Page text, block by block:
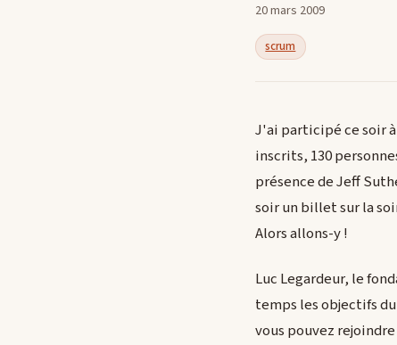
20 mars 2009
scrum
J'ai participé ce soir à
inscrits, 130
présence de Jeff
soir un billet sur la
Alors allons-y !
Luc Legardeur, le
temps les objectifs
vous pouvez